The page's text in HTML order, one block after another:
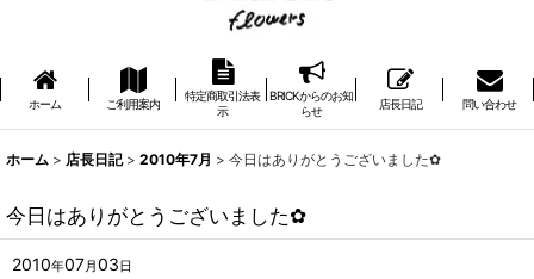
ホーム ご利用案内
特定商取引法表
示
BRICKからのお知
らせ
店長日記 問い合わせ
ホーム > 店長日記 > 2010年7月 > 今日はありがとうございました✿
今日はありがとうございました✿
2010年07月 03 日